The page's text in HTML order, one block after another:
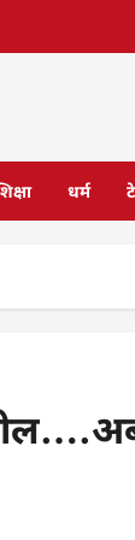
धर्म